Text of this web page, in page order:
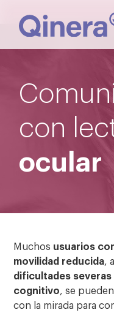
con
ocular
Muchos usuarios
movilidad reducida,
dificultades
cognitivo, se
con la mirada para